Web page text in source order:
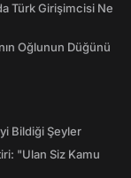
Türk Girişimcisi Ne
Oğlunun Düğünü
Bildiği Şeyler
"Ulan Siz Kamu